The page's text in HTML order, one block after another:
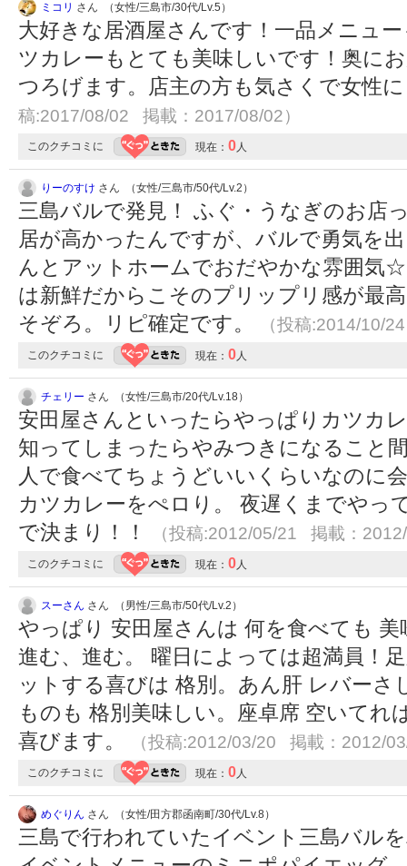
ミコリ さん （女性/三島市/30代/Lv.5）
大好きな居酒屋さんです！一品メニュ
ツカレーもとても美味しいです！奥に
つろげます。店主の方も気さくで女性
稿:2017/08/02 掲載：2017/08/02）
このクチコミに 現在： 0人
りーのすけ さん （女性/三島市/50代/Lv.2）
三島バルで発見！ ふぐ・うなぎのお店
居が高かったんですが、バルで勇気を
んとアットホームでおだやかな雰囲気
は新鮮だからこそのプリップリ感が最
そぞろ。リピ確定です。
（投稿:2014/10/
このクチコミに 現在： 0人
チェリー さん （女性/三島市/20代/Lv.18）
安田屋さんといったらやっぱりカツカ
知ってしまったらやみつきになること
人で食べてちょうどいいくらいなのに
カツカレーをぺロり。 夜遅くまでやっ
で決まり！！
（投稿:2012/05/21 掲載：
このクチコミに 現在： 0人
スーさん さん （男性/三島市/50代/Lv.2）
やっぱり 安田屋さんは 何を食べても
進む、進む。 曜日によっては超満員！
ットする喜びは 格別。あん肝 レバー
ものも 格別美味しい。座卓席 空いてれ
喜びます。
（投稿:2012/03/20 掲載：2012/
このクチコミに 現在： 0人
めぐりん さん （女性/田方郡函南町/30代/Lv.8）
三島で行われていたイベント三島バル